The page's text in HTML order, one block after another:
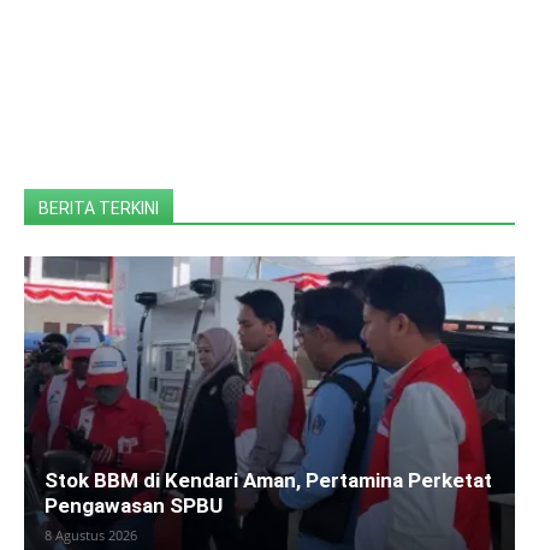
BERITA TERKINI
Stok BBM di Kendari Aman, Pertamina Perketat
Pengawasan SPBU
8 Agustus 2026